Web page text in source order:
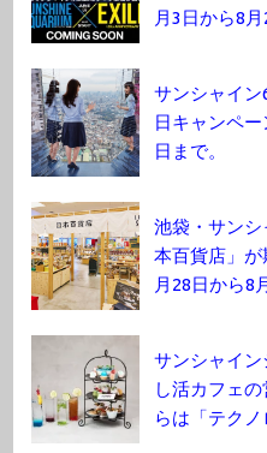
月3日から8月
サンシャイ
日キャンペ
日まで。
池袋・サン
本百貨店」
月28日から8
サンシャイ
し活カフェ
らは「テクノ